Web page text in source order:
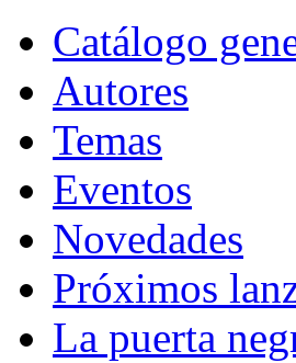
Catálogo
Autores
Temas
Eventos
Novedades
Próximos
La puerta